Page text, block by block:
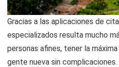
Gracias a las aplicaciones de
especializados resulta mucho
personas afines, tener la
gente nueva sin complicaciones.